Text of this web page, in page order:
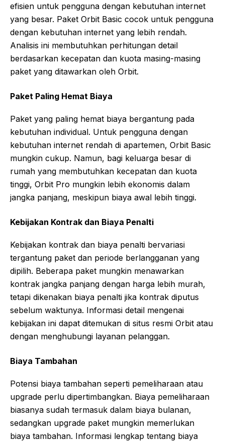
efisien untuk pengguna dengan kebutuhan internet
yang besar. Paket Orbit Basic cocok untuk pengguna
dengan kebutuhan internet yang lebih rendah.
Analisis ini membutuhkan perhitungan detail
berdasarkan kecepatan dan kuota masing-masing
paket yang ditawarkan oleh Orbit.
Paket Paling Hemat Biaya
Paket yang paling hemat biaya bergantung pada
kebutuhan individual. Untuk pengguna dengan
kebutuhan internet rendah di apartemen, Orbit Basic
mungkin cukup. Namun, bagi keluarga besar di
rumah yang membutuhkan kecepatan dan kuota
tinggi, Orbit Pro mungkin lebih ekonomis dalam
jangka panjang, meskipun biaya awal lebih tinggi.
Kebijakan Kontrak dan Biaya Penalti
Kebijakan kontrak dan biaya penalti bervariasi
tergantung paket dan periode berlangganan yang
dipilih. Beberapa paket mungkin menawarkan
kontrak jangka panjang dengan harga lebih murah,
tetapi dikenakan biaya penalti jika kontrak diputus
sebelum waktunya. Informasi detail mengenai
kebijakan ini dapat ditemukan di situs resmi Orbit atau
dengan menghubungi layanan pelanggan.
Biaya Tambahan
Potensi biaya tambahan seperti pemeliharaan atau
upgrade perlu dipertimbangkan. Biaya pemeliharaan
biasanya sudah termasuk dalam biaya bulanan,
sedangkan upgrade paket mungkin memerlukan
biaya tambahan. Informasi lengkap tentang biaya